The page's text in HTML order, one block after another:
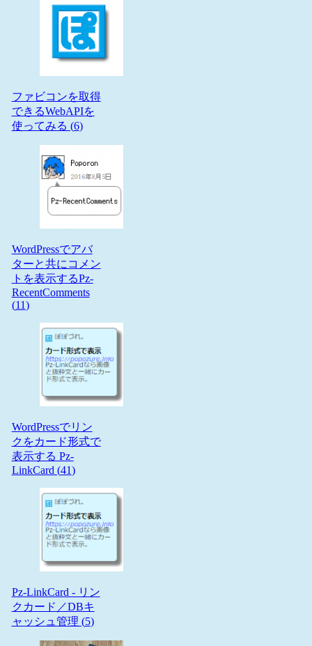
ファビコンを取得
できるWebAPIを
使ってみる (6)
WordPressでアバ
ターと共にコメン
トを表示するPz-
RecentComments
(11)
WordPressでリン
クをカード形式で
表示する Pz-
LinkCard (41)
Pz-LinkCard - リン
クカード／DBキ
ャッシュ管理 (5)